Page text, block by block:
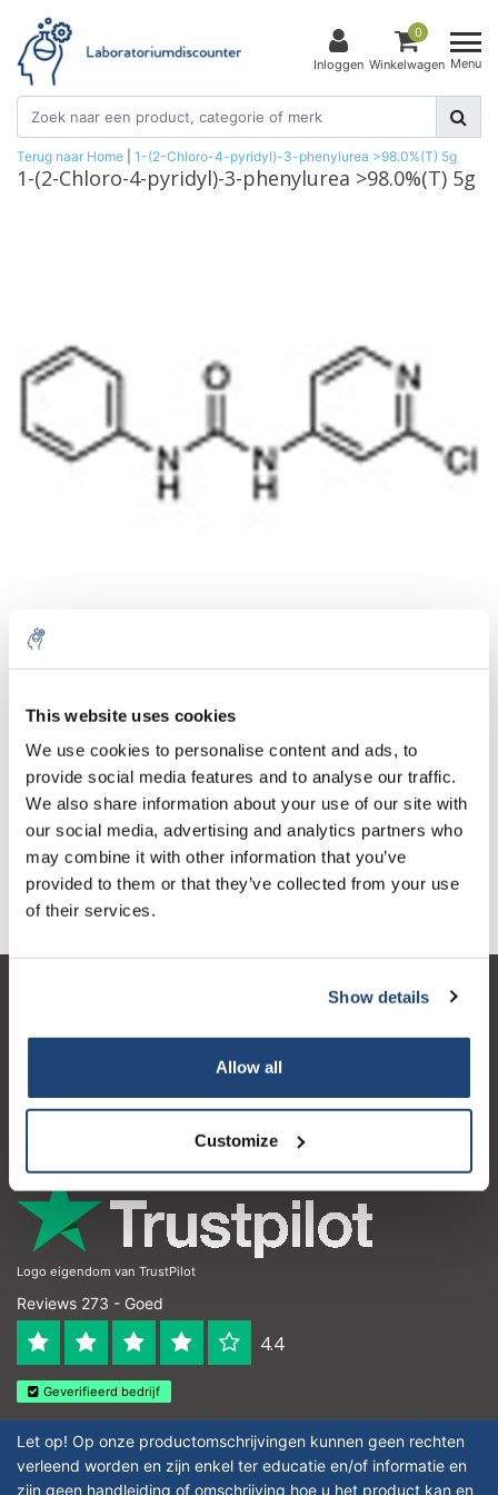
This website uses cookies
We use cookies to personalise content and ads, to
provide social media features and to analyse our traffic.
We also share information about your use of our site with
our social media, advertising and analytics partners who
may combine it with other information that you’ve
provided to them or that they’ve collected from your use
of their services.
Show details
Allow all
Customize
Inloggen
0
Winkelwagen Menu
Terug naar Home 1-(2-Chloro-4-pyridyl)-3-phenylurea >98.0%(T) 5g
1-(2-Chloro-4-pyridyl)-3-phenylurea >98.0%(T) 5g
1 Stuk Excl. btw
€121,88
Incl. btw
Toevoegen aan winkelwagen
Informatie
Contactgegevens
Logo eigendom van TrustPilot
Reviews 273 - Goed
4.4
Geverifieerd bedrijf
Let op! Op onze productomschrijvingen kunnen geen rechten
verleend worden en zijn enkel ter educatie en/of informatie en
zijn geen handleiding of omschrijving hoe u het product kan en